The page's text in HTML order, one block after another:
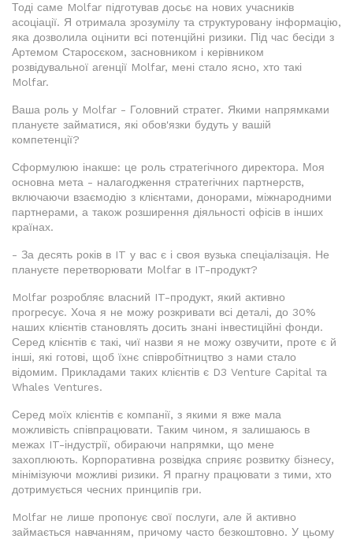
Тоді саме Molfar підготував досьє на нових учасників
асоціації. Я отримала зрозумілу та структуровану інформацію,
яка дозволила оцінити всі потенційні ризики. Під час бесіди з
Артемом Старосєком, засновником і керівником
розвідувальної агенції Molfar, мені стало ясно, хто такі
Molfar.
Ваша роль у Molfar - Головний стратег. Якими напрямками
плануєте займатися, які обов'язки будуть у вашій
компетенції?
Сформулюю інакше: це роль стратегічного директора. Моя
основна мета - налагодження стратегічних партнерств,
включаючи взаємодію з клієнтами, донорами, міжнародними
партнерами, а також розширення діяльності офісів в інших
країнах.
- За десять років в IT у вас є і своя вузька спеціалізація. Не
плануєте перетворювати Molfar в IT-продукт?
Molfar розробляє власний IT-продукт, який активно
прогресує. Хоча я не можу розкривати всі деталі, до 30%
наших клієнтів становлять досить знані інвестиційні фонди.
Серед клієнтів є такі, чиї назви я не можу озвучити, проте є й
інші, які готові, щоб їхнє співробітництво з нами стало
відомим. Прикладами таких клієнтів є D3 Venture Capital та
Whales Ventures.
Серед моїх клієнтів є компанії, з якими я вже мала
можливість співпрацювати. Таким чином, я залишаюсь в
межах IT-індустрії, обираючи напрямки, що мене
захоплюють. Корпоративна розвідка сприяє розвитку бізнесу,
мінімізуючи можливі ризики. Я прагну працювати з тими, хто
дотримується чесних принципів гри.
Molfar не лише пропонує свої послуги, але й активно
займається навчанням, причому часто безкоштовно. У цьому